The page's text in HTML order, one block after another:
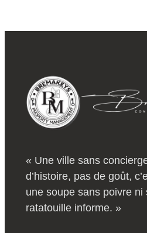
« Une ville sans
d’histoire, pas de goût,
une soupe sans poivre ni
ratatouille informe. »